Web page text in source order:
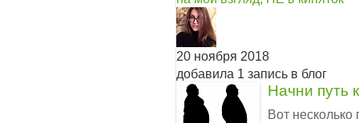
20 ноября 2018
добавила 1 запись в блог
Начни путь
Вот